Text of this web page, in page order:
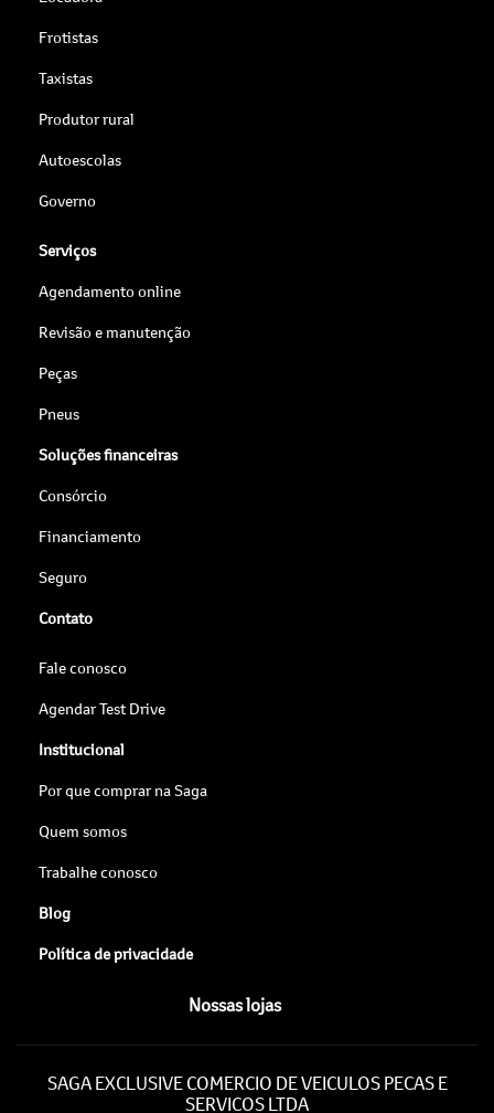
Frotistas
Taxistas
Produtor rural
Autoescolas
Governo
Serviços
Agendamento online
Revisão e manutenção
Peças
Pneus
Soluções financeiras
Consórcio
Financiamento
Seguro
Contato
Fale conosco
Agendar Test Drive
Institucional
Por que comprar na Saga
Quem somos
Trabalhe conosco
Blog
Política de privacidade
Nossas lojas
SAGA EXCLUSIVE COMERCIO DE VEICULOS PECAS E
SERVICOS LTDA